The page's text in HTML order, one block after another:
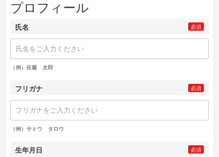
プロフィール
氏名 必須
（例）佐藤 太郎
フリガナ 必須
（例）サトウ タロウ
生年月日 必須